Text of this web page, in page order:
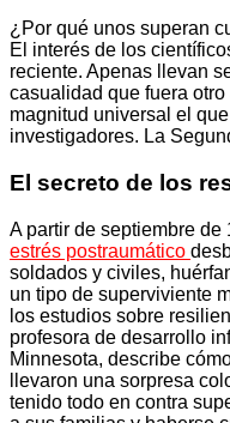
¿Por qué unos superan
El interés de los
reciente. Apenas llevan
casualidad que fuera
magnitud universal el
investigadores. La
El secreto de los
A partir de septiembre
estrés postraumático
soldados y civiles,
un tipo de superviviente
los estudios sobre
profesora de desarrollo
Minnesota, describe
llevaron una sorpresa
tenido todo en contra